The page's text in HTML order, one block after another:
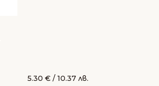
5.30 € / 10.37 лв.